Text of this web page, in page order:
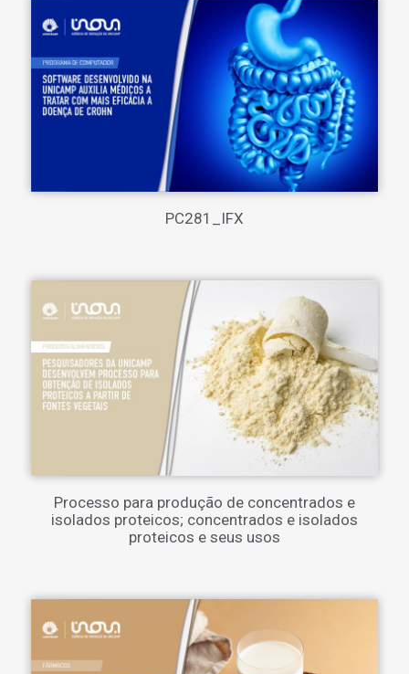
PC281_IFX
Processo para produção de concentrados e
isolados proteicos; concentrados e isolados
proteicos e seus usos